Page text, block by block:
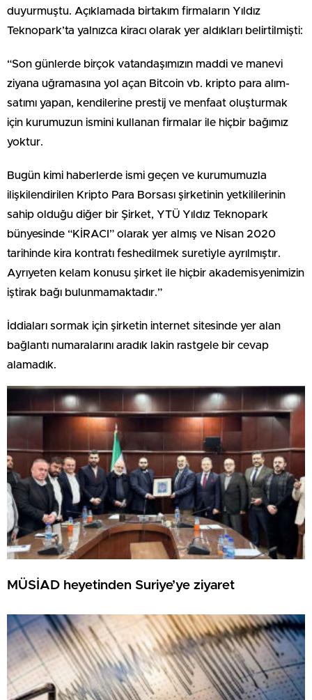
duyurmuştu. Açıklamada birtakım firmaların Yıldız
Teknopark’ta yalnızca kiracı olarak yer aldıkları belirtilmişti:
“Son günlerde birçok vatandaşımızın maddi ve manevi
ziyana uğramasına yol açan Bitcoin vb. kripto para alım-
satımı yapan, kendilerine prestij ve menfaat oluşturmak
için kurumuzun ismini kullanan firmalar ile hiçbir bağımız
yoktur.
Bugün kimi haberlerde ismi geçen ve kurumumuzla
ilişkilendirilen Kripto Para Borsası şirketinin yetkililerinin
sahip olduğu diğer bir Şirket, YTÜ Yıldız Teknopark
bünyesinde “KİRACI” olarak yer almış ve Nisan 2020
tarihinde kira kontratı feshedilmek suretiyle ayrılmıştır.
Ayrıyeten kelam konusu şirket ile hiçbir akademisyenimizin
iştirak bağı bulunmamaktadır.”
İddiaları sormak için şirketin internet sitesinde yer alan
bağlantı numaralarını aradık lakin rastgele bir cevap
alamadık.
MÜSİAD heyetinden Suriye’ye ziyaret